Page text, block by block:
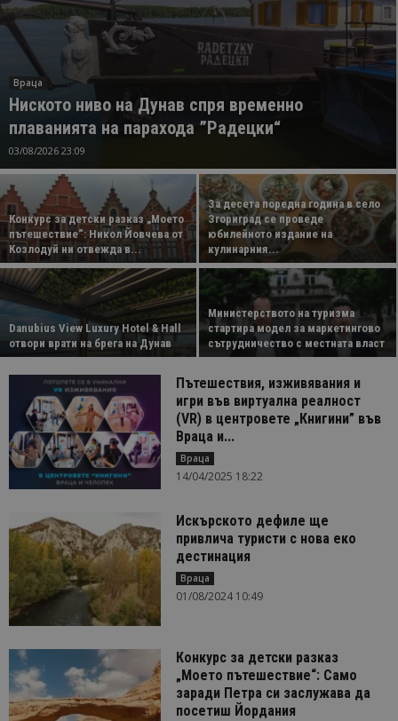
Враца
Ниското ниво на Дунав спря временно
плаванията на парахода ”Радецки“
03/08/2026 23:09
Конкурс за детски разказ „Моето
пътешествие“: Никол Йовчева от
Козлодуй ни отвежда в...
За десета поредна година в село
Згориград се проведе
юбилейното издание на
кулинарния...
Danubius View Luxury Hotel & Hall
отвори врати на брега на Дунав
Министерството на туризма
стартира модел за маркетингово
сътрудничество с местната власт
Пътешествия, изживявания и
игри във виртуална реалност
(VR) в центровете „Книгини” във
Враца и...
Враца
14/04/2025 18:22
Искърското дефиле ще
привлича туристи с нова еко
дестинация
Враца
01/08/2024 10:49
Конкурс за детски разказ
„Моето пътешествие“: Само
заради Петра си заслужава да
посетиш Йордания